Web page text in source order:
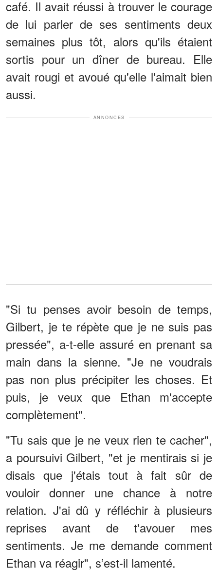
café. Il avait réussi à trouver le courage
de lui parler de ses sentiments deux
semaines plus tôt, alors qu'ils étaient
sortis pour un dîner de bureau. Elle
avait rougi et avoué qu'elle l'aimait bien
aussi.
ANNONCES
"Si tu penses avoir besoin de temps,
Gilbert, je te répète que je ne suis pas
pressée", a-t-elle assuré en prenant sa
main dans la sienne. "Je ne voudrais
pas non plus précipiter les choses. Et
puis, je veux que Ethan m'accepte
complètement".
"Tu sais que je ne veux rien te cacher",
a poursuivi Gilbert, "et je mentirais si je
disais que j'étais tout à fait sûr de
vouloir donner une chance à notre
relation. J'ai dû y réfléchir à plusieurs
reprises avant de t'avouer mes
sentiments. Je me demande comment
Ethan va réagir", s’est-il lamenté.